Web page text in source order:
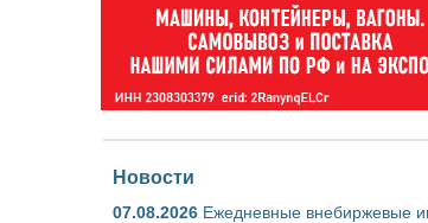
Новости
07.08.2026 Ежедневные внебиржевые